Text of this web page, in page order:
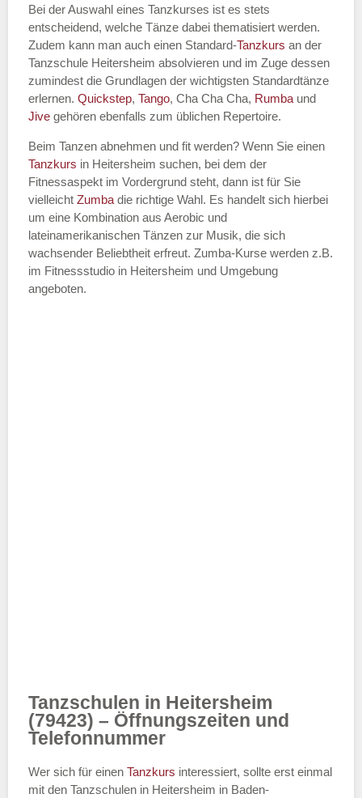
Bei der Auswahl eines Tanzkurses ist es stets
entscheidend, welche Tänze dabei thematisiert werden.
Zudem kann man auch einen Standard-Tanzkurs an der
Tanzschule Heitersheim absolvieren und im Zuge dessen
zumindest die Grundlagen der wichtigsten Standardtänze
erlernen. Quickstep, Tango, Cha Cha Cha, Rumba und
Jive gehören ebenfalls zum üblichen Repertoire.
Beim Tanzen abnehmen und fit werden? Wenn Sie einen
Tanzkurs in Heitersheim suchen, bei dem der
Fitnessaspekt im Vordergrund steht, dann ist für Sie
vielleicht Zumba die richtige Wahl. Es handelt sich hierbei
um eine Kombination aus Aerobic und
lateinamerikanischen Tänzen zur Musik, die sich
wachsender Beliebtheit erfreut. Zumba-Kurse werden z.B.
im Fitnessstudio in Heitersheim und Umgebung
angeboten.
Tanzschulen in Heitersheim
(79423) – Öffnungszeiten und
Telefonnummer
Wer sich für einen Tanzkurs interessiert, sollte erst einmal
mit den Tanzschulen in Heitersheim in Baden-